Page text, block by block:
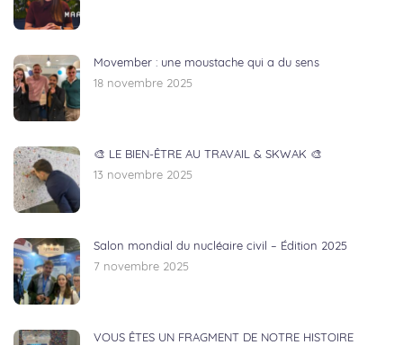
Movember : une moustache qui a du sens
18 novembre 2025
🎨 LE BIEN-ÊTRE AU TRAVAIL & SKWAK 🎨
13 novembre 2025
Salon mondial du nucléaire civil – Édition 2025
7 novembre 2025
VOUS ÊTES UN FRAGMENT DE NOTRE HISTOIRE